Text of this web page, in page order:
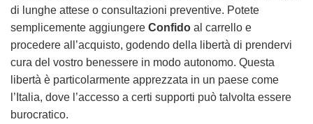
di lunghe attese o consultazioni preventive. Potete
semplicemente aggiungere Confido al carrello e
procedere all’acquisto, godendo della libertà di prendervi
cura del vostro benessere in modo autonomo. Questa
libertà è particolarmente apprezzata in un paese come
l’Italia, dove l’accesso a certi supporti può talvolta essere
burocratico.